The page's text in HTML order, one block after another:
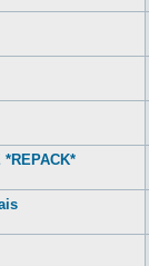
*REPACK*